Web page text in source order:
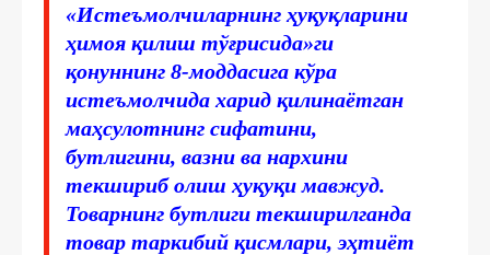
«Истеъмолчиларнинг ҳуқуқларини
ҳимоя қилиш тўғрисида»ги
қонуннинг 8-моддасига кўра
истеъмолчида харид қилинаётган
маҳсулотнинг сифатини,
бутлигини, вазни ва нархини
текшириб олиш ҳуқуқи мавжуд.
Товарнинг бутлиги текширилганда
товар таркибий қисмлари, эҳтиёт